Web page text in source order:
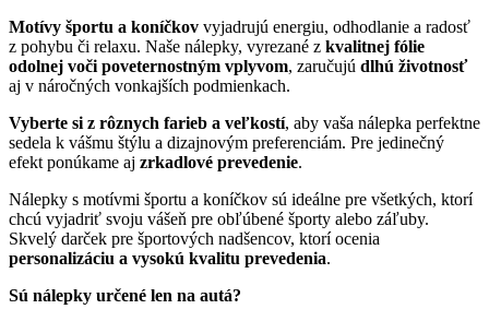
Motívy športu a koníčkov vyjadrujú energiu, odhodlanie a radosť
z pohybu či relaxu. Naše nálepky, vyrezané z kvalitnej fólie
odolnej voči poveternostným vplyvom, zaručujú dlhú životnosť
aj v náročných vonkajších podmienkach.
Vyberte si z rôznych farieb a veľkostí, aby vaša nálepka perfektne
sedela k vášmu štýlu a dizajnovým preferenciám. Pre jedinečný
efekt ponúkame aj zrkadlové prevedenie.
Nálepky s motívmi športu a koníčkov sú ideálne pre všetkých, ktorí
chcú vyjadriť svoju vášeň pre obľúbené športy alebo záľuby.
Skvelý darček pre športových nadšencov, ktorí ocenia
personalizáciu a vysokú kvalitu prevedenia.
Sú nálepky určené len na autá?